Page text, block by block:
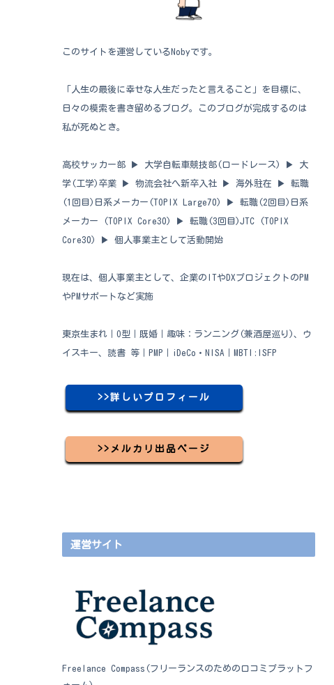
このサイトを運営しているNobyです。
「人生の最後に幸せな人生だったと言えること」を目標に、
日々の模索を書き留めるブログ。このブログが完成するのは
私が死ぬとき。
高校サッカー部 ▶︎ 大学自転車競技部(ロードレース) ▶︎ 大
学(工学)卒業 ▶︎ 物流会社へ新卒入社 ▶︎ 海外駐在 ▶︎ 転職
(1回目)日系メーカー(TOPIX Large70) ▶︎ 転職(2回目)日系
メーカー (TOPIX Core30) ▶︎ 転職(3回目)JTC (TOPIX
Core30) ▶︎ 個人事業主として活動開始
現在は、個人事業主として、企業のITやDXプロジェクトのPM
やPMサポートなど実施
東京生まれ｜O型｜既婚｜趣味：ランニング(兼酒屋巡り)、ウ
イスキー、読書 等｜PMP｜iDeCo・NISA｜MBTI:ISFP
>>詳しいプロフィール
>>メルカリ出品ページ
運営サイト
Freelance Compass(フリーランスのための口コミプラットフ